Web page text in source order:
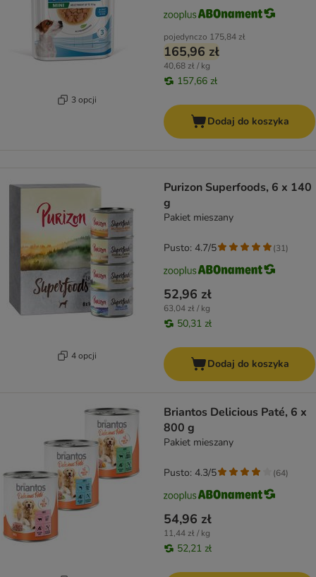
3 opcji
pojedynczo 175,84 zł
165,96 zł
40,68 zł / kg
157,66 zł
Dodaj do koszyka
4 opcji
Purizon Superfoods, 6 x 140
g
Pakiet mieszany
52,96 zł
63,04 zł / kg
50,31 zł
Pusto: 4.7/5 (31)
Dodaj do koszyka
Briantos Delicious Paté, 6 x
800 g
Pakiet mieszany
54,96 zł
11,44 zł / kg
52,21 zł
Pusto: 4.3/5 (64)